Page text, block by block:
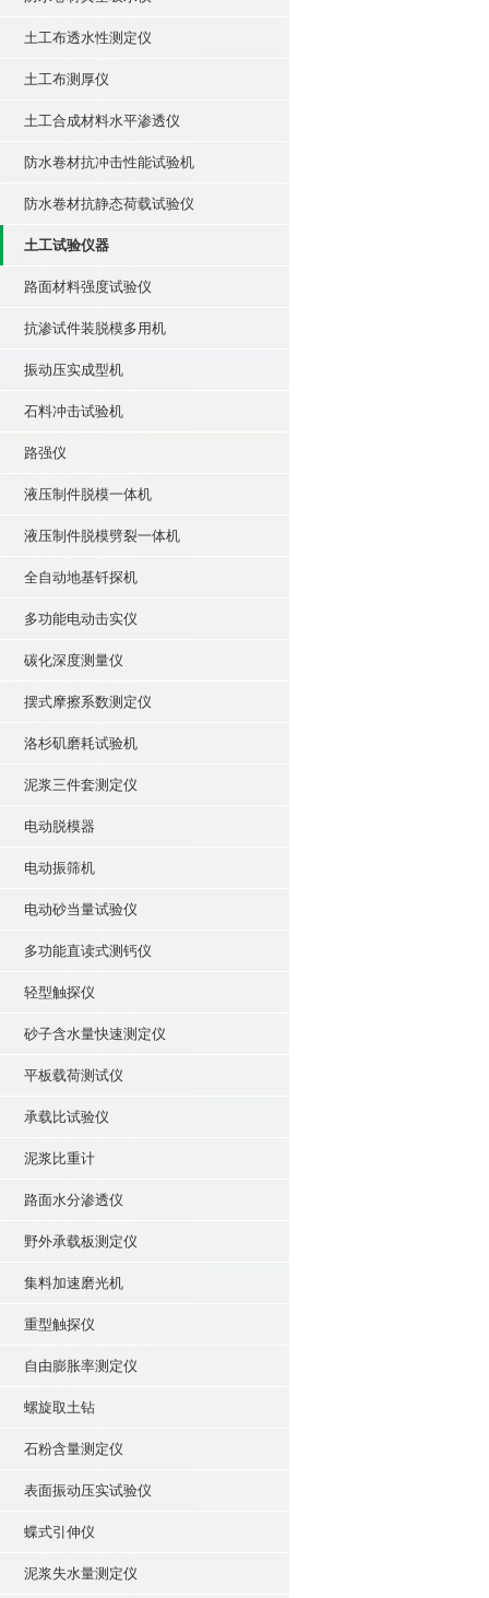
土工布透水性测定仪
土工布测厚仪
土工合成材料水平渗透仪
防水卷材抗冲击性能试验机
防水卷材抗静态荷载试验仪
土工试验仪器
路面材料强度试验仪
抗渗试件装脱模多用机
振动压实成型机
石料冲击试验机
路强仪
液压制件脱模一体机
液压制件脱模劈裂一体机
全自动地基钎探机
多功能电动击实仪
碳化深度测量仪
摆式摩擦系数测定仪
洛杉矶磨耗试验机
泥浆三件套测定仪
电动脱模器
电动振筛机
电动砂当量试验仪
多功能直读式测钙仪
轻型触探仪
砂子含水量快速测定仪
平板载荷测试仪
承载比试验仪
泥浆比重计
路面水分渗透仪
野外承载板测定仪
集料加速磨光机
重型触探仪
自由膨胀率测定仪
螺旋取土钻
石粉含量测定仪
表面振动压实试验仪
蝶式引伸仪
泥浆失水量测定仪